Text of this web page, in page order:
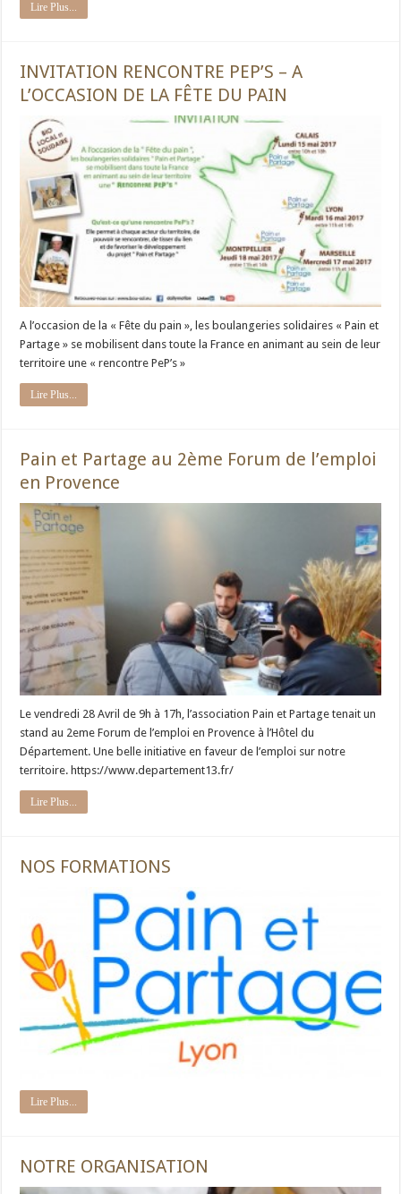
Lire Plus...
INVITATION RENCONTRE PEP’S – A
L’OCCASION DE LA FÊTE DU PAIN
A l’occasion de la « Fête du pain », les boulangeries solidaires « Pain et
Partage » se mobilisent dans toute la France en animant au sein de leur
territoire une « rencontre PeP’s »
Lire Plus...
Pain et Partage au 2ème Forum de l’emploi
en Provence
Le vendredi 28 Avril de 9h à 17h, l’association Pain et Partage tenait un
stand au 2eme Forum de l’emploi en Provence à l’Hôtel du
Département. Une belle initiative en faveur de l’emploi sur notre
territoire. https://www.departement13.fr/
Lire Plus...
NOS FORMATIONS
Lire Plus...
NOTRE ORGANISATION